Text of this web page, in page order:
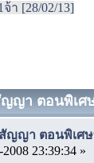
[28/02/13]
า ตอนพิเศษ
ญา ตอนพิเศษ
23:39:34 »